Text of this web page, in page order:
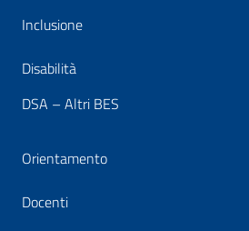
Inclusione
Disabilità
DSA – Altri BES
Orientamento
Docenti